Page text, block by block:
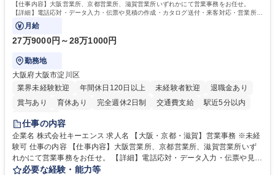
【仕事内容】大阪営業所、京都営業所、滋賀営業所いずれかにて営業事務をお任せ。
【詳細】電話応対・データ入力・伝票や見積の作成・カタログ送付・来客対応・営業所内
で発生する事務業務や業務改善をお任せ。
月給
27万9000円～28万1000円
勤務地
大阪府大阪市淀川区
業界未経験歓迎
年間休日120日以上 未経験者歓迎
退職金あり
賞与あり
育休あり 完全週休2日制 交通費支給
駅近5分以内
土日祝休み
仕事の内容
企業名 株式会社キーエンス 求人名 【大阪・京都・滋賀】営業事務 ※未経
験可 仕事の内容 【仕事内容】大阪営業所、京都営業所、滋賀営業所いず
れかにて営業事務をお任せ。 【詳細】電話応対・データ入力・伝票や見積
の作成・カタログ送付・来客対応・営業所内で発生する事務業務や業務改
必要な経験・能力等